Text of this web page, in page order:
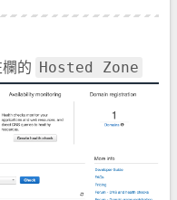
欄的 Hosted Zone